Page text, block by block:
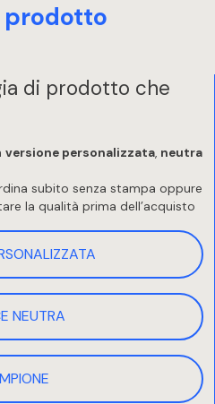
prodotto
di prodotto che
versione personalizzata, neutra
subito senza stampa oppure
la qualità prima dell’acquisto
NEUTRA